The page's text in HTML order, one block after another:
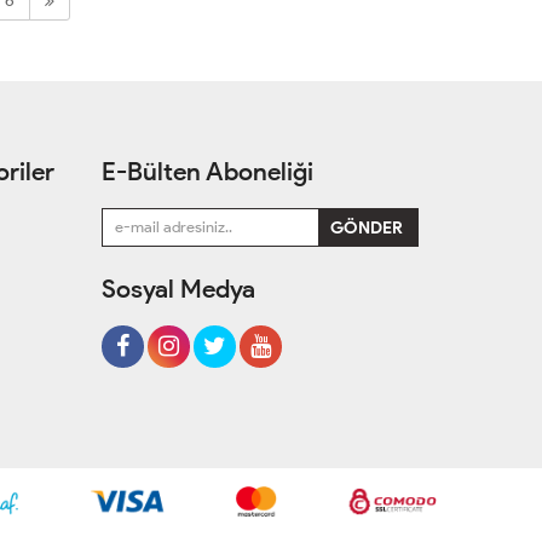
E-Bülten Aboneliği
Sosyal Medya